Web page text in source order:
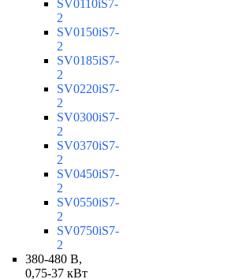
SV0110iS7-
2
SV0150iS7-
2
SV0185iS7-
2
SV0220iS7-
2
SV0300iS7-
2
SV0370iS7-
2
SV0450iS7-
2
SV0550iS7-
2
SV0750iS7-
2
380-480 В,
0,75-37 кВт